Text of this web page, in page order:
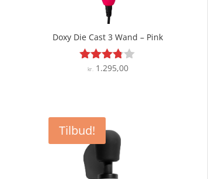
Doxy Die Cast 3 Wand – Pink
Vurderet
kr.1.295,00
Tilbud!